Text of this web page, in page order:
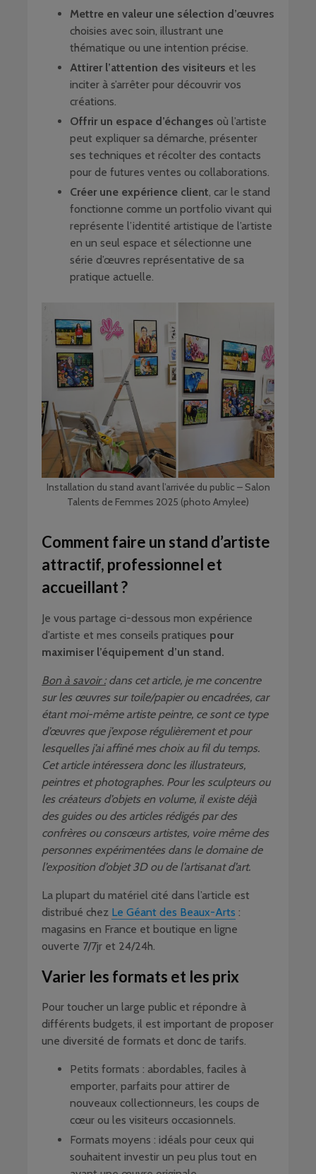
Mettre en valeur une sélection d’œuvres
choisies avec soin, illustrant une
thématique ou une intention précise.
Attirer l’attention des visiteurs et les
inciter à s’arrêter pour découvrir vos
créations.
Offrir un espace d’échanges où l’artiste
peut expliquer sa démarche, présenter
ses techniques et récolter des contacts
pour de futures ventes ou collaborations.
Créer une expérience client, car le stand
fonctionne comme un portfolio vivant qui
représente l’identité artistique de l’artiste
en un seul espace et sélectionne une
série d’œuvres représentative de sa
pratique actuelle.
Installation du stand avant l’arrivée du public – Salon
Talents de Femmes 2025 (photo Amylee)
Comment faire un stand d’artiste
attractif, professionnel et
accueillant ?
Je vous partage ci-dessous mon expérience
d’artiste et mes conseils pratiques pour
maximiser l’équipement d’un stand.
Bon à savoir :dans cet article, je me concentre
sur les œuvres sur toile/papier ou encadrées, car
étant moi-même artiste peintre, ce sont ce type
d’œuvres que j’expose régulièrement et pour
lesquelles j’ai affiné mes choix au fil du temps.
Cet article intéressera donc les illustrateurs,
peintres et photographes. Pour les sculpteurs ou
les créateurs d’objets en volume, il existe déjà
des guides ou des articles rédigés par des
confrères ou consœurs artistes, voire même des
personnes expérimentées dans le domaine de
l’exposition d’objet 3D ou de l’artisanat d’art.
La plupart du matériel cité dans l’article est
distribué chez Le Géant des Beaux-Arts :
magasins en France et boutique en ligne
ouverte 7/7jr et 24/24h.
Varier les formats et les prix
Pour toucher un large public et répondre à
différents budgets, il est important de proposer
une diversité de formats et donc de tarifs.
Petits formats : abordables, faciles à
emporter, parfaits pour attirer de
nouveaux collectionneurs, les coups de
cœur ou les visiteurs occasionnels.
Formats moyens : idéals pour ceux qui
souhaitent investir un peu plus tout en